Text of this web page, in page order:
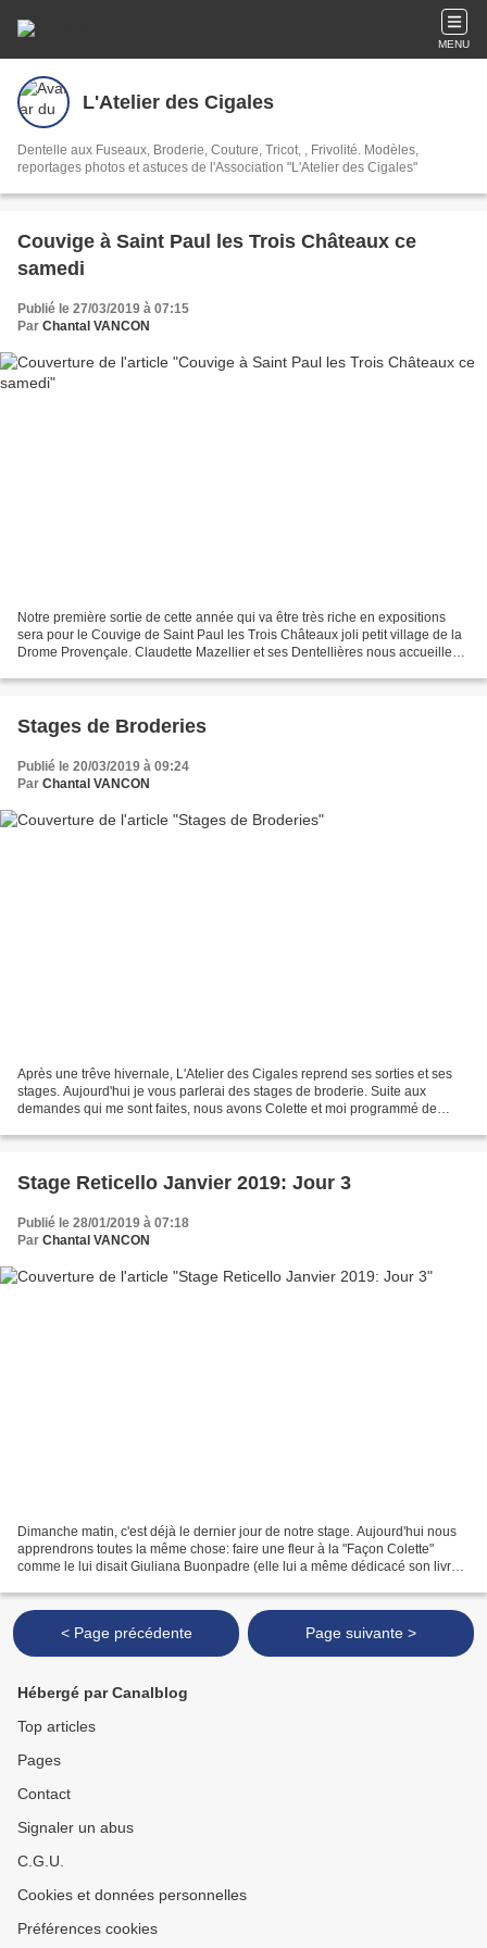
MENU
L'Atelier des Cigales
Dentelle aux Fuseaux, Broderie, Couture, Tricot, , Frivolité. Modèles,
reportages photos et astuces de l'Association "L'Atelier des Cigales"
Couvige à Saint Paul les Trois Châteaux ce
samedi
Publié le 27/03/2019 à 07:15
Par Chantal VANCON
Notre première sortie de cette année qui va être très riche en expositions
sera pour le Couvige de Saint Paul les Trois Châteaux joli petit village de la
Drome Provençale. Claudette Mazellier et ses Dentellières nous accueillent
Stages de Broderies
Publié le 20/03/2019 à 09:24
Par Chantal VANCON
Après une trêve hivernale, L'Atelier des Cigales reprend ses sorties et ses
stages. Aujourd'hui je vous parlerai des stages de broderie. Suite aux
demandes qui me sont faites, nous avons Colette et moi programmé de
Stage Reticello Janvier 2019: Jour 3
Publié le 28/01/2019 à 07:18
Par Chantal VANCON
Dimanche matin, c'est déjà le dernier jour de notre stage. Aujourd'hui nous
apprendrons toutes la même chose: faire une fleur à la "Façon Colette"
comme le lui disait Giuliana Buonpadre (elle lui a même dédicacé son livre
< Page précédente Page suivante >
Hébergé par Canalblog
Top articles
Pages
Contact
Signaler un abus
C.G.U.
Cookies et données personnelles
Préférences cookies